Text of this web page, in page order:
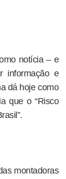
notícia – e
informação e
dá hoje como
que o “Risco
montadoras